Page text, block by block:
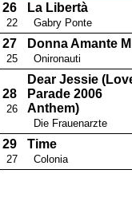
26
22
La Libertà
Gabry Ponte
27
25
Donna Amante
Onironauti
28
26
Dear Jessie
Parade 2006
Anthem)
Die Frauenarzte
29
27
Time
Colonia